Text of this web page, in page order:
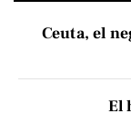
Ceuta, el
El